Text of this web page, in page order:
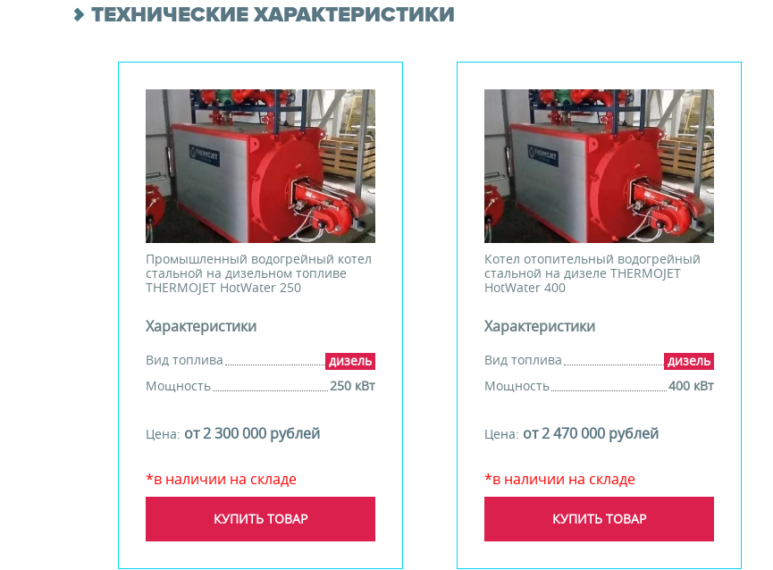
ТЕХНИЧЕСКИЕ ХАРАКТЕРИСТИКИ
Промышленный водогрейный котел
стальной на дизельном топливе
THERMOJET HotWater 250
Характеристики
Вид топлива
дизель
Мощность
250 кВт
Цена: от 2 300 000 рублей
*в наличии на складе
КУПИТЬ ТОВАР
Котел отопительный водогрейный
стальной на дизеле THERMOJET
HotWater 400
Характеристики
Вид топлива
дизель
Мощность
400 кВт
Цена: от 2 470 000 рублей
*в наличии на складе
КУПИТЬ ТОВАР